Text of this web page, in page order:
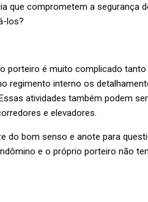
que comprometem a segurança
los?
porteiro é muito complicado tanto
regimento interno os
atividades também podem
e elevadores.
do bom senso e anote para
e o próprio porteiro não